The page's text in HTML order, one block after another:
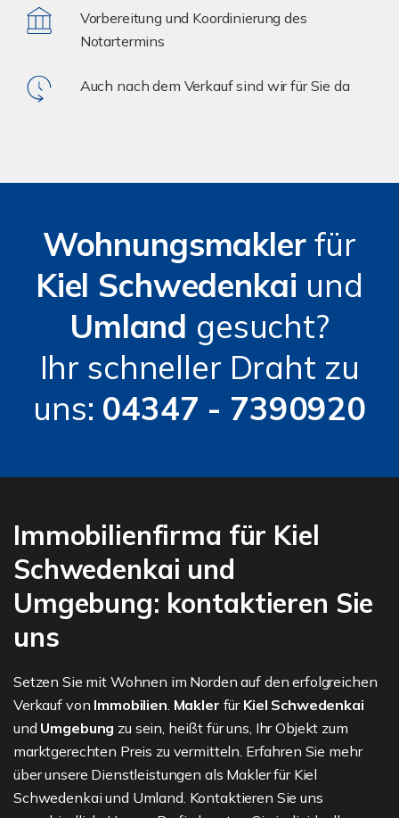
Vorbereitung und Koordinierung des
Notartermins
Auch nach dem Verkauf sind wir für Sie da
Wohnungsmaklerfür
Kiel Schwedenkai und
Umland gesucht?
Ihr schneller Draht zu
uns: 04347 - 7390920
Immobilienfirma für Kiel
Schwedenkai und
Umgebung: kontaktieren Sie
uns
Setzen Sie mit Wohnen im Norden auf den erfolgreichen
Verkauf von Immobilien Makler für Kiel Schwedenkai
und Umgebung zu sein, heißt für uns, Ihr Objekt zum
marktgerechten Preis zu vermitteln. Erfahren Sie mehr
über unsere Dienstleistungen als Makler für Kiel
Schwedenkai und Umland. Kontaktieren Sie uns